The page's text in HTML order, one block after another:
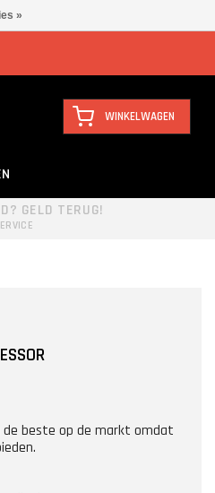
WINKELWAGEN
GELD TERUG!
de beste op de markt omdat
»